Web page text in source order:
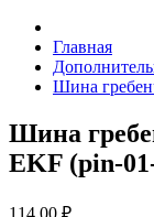
Главная
Шина
Шина
EKF (pin-
114.00 ₽